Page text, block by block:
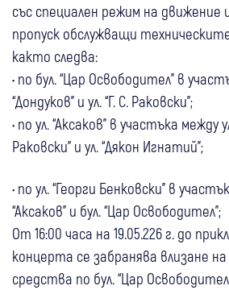
със специален режим на
пропуск обслужващи
както следва:
• по бул. “Цар Освободител” в
“Дондуков” и ул. “Г. С. Раковски”;
• по ул. “Аксаков” в участъка между
Раковски” и ул. “Дякон Игнатий”;
• по ул. “Георги Бенковски” в
“Аксаков” и бул. “Цар Освободител”;
От 16:00 часа на 19.05.226 г. до
концерта се забранява влизане
средства по бул. “Цар